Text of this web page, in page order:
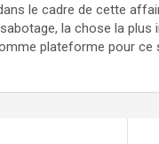
le cadre de cette
la chose la plus
plateforme pour ce